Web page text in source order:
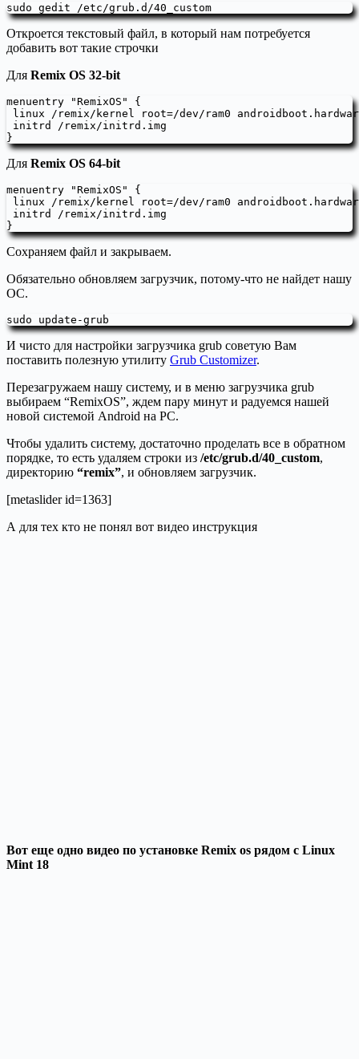
sudo gedit /etc/grub.d/40_custom
Откроется текстовый файл, в который нам потребуется
добавить вот такие строчки
Для Remix OS 32-bit
menuentry "RemixOS" {
linux /remix/kernel root=/dev/ram0
initrd /remix/initrd.img
}
Для Remix OS 64-bit
menuentry "RemixOS" {
linux /remix/kernel root=/dev/ram0
initrd /remix/initrd.img
}
Сохраняем файл и закрываем.
Обязательно обновляем загрузчик, потому-что не найдет нашу
ОС.
sudo update-grub
И чисто для настройки загрузчика grub советую Вам
поставить полезную утилиту Grub Customizer.
Перезагружаем нашу систему, и в меню загрузчика grub
выбираем “RemixOS”, ждем пару минут и радуемся нашей
новой системой Android на PC.
Чтобы удалить систему, достаточно проделать все в обратном
порядке, то есть удаляем строки из /etc/grub.d/40_custom,
директорию “remix”, и обновляем загрузчик.
[metaslider id=1363]
А для тех кто не понял вот видео инструкция
Вот еще одно видео по установке Remix os рядом с Linux
Mint 18